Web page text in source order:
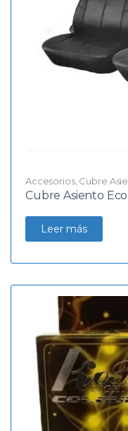
Accesorios, Cubre
Cubre Asiento
Leer más